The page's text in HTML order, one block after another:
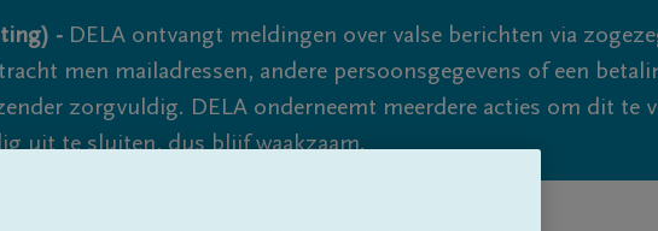
- DELA ontvangt meldingen over valse berichten via
men mailadressen, andere persoonsgegevens of een
zorgvuldig. DELA onderneemt meerdere acties om dit te
uit te sluiten, dus blijf waakzaam.